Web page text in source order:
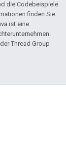
die Codebeispiele
finden Sie
ist eine
Thread Group